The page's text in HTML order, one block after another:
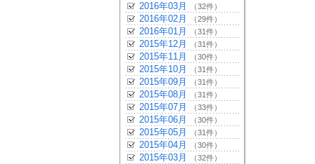
2016年03月 （32件）
2016年02月 （29件）
2016年01月 （31件）
2015年12月 （31件）
2015年11月 （30件）
2015年10月 （31件）
2015年09月 （31件）
2015年08月 （31件）
2015年07月 （33件）
2015年06月 （30件）
2015年05月 （31件）
2015年04月 （30件）
2015年03月 （32件）